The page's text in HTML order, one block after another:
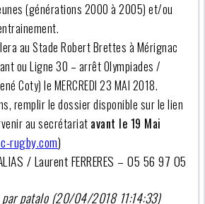
(générations 2000 à 2005) et/ou
au Stade Robert Brettes à Mérignac
ou Ligne 30 – arrêt Olympiades /
Coty) le MERCREDI 23 MAI 2018.
remplir le dossier disponible sur le lien
au secrétariat avant le 19 Mai
rugby.com)
/ Laurent FERRERES – 05 56 97 05
patalo (20/04/2018 11:14:33)